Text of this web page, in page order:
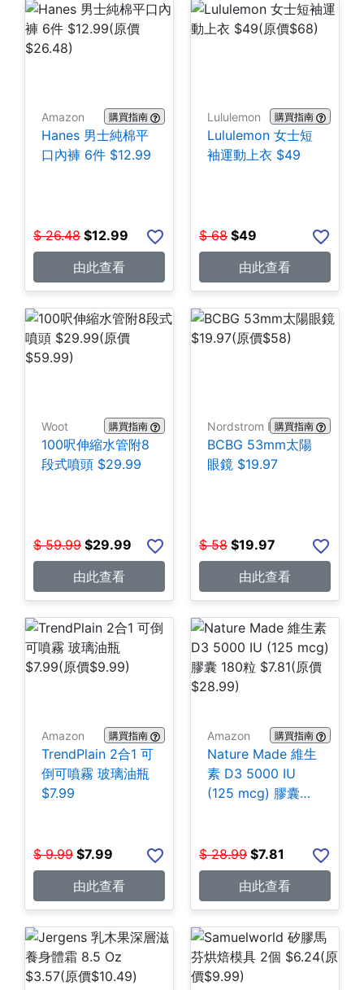
Amazon 購買指南
Hanes 男士純棉平
口內褲 6件 $12.99
$ 26.48 $12.99
由此查看
Lululemon 購買指南
Lululemon 女士短
袖運動上衣 $49
$ 68 $49
由此查看
Woot 購買指南
100呎伸縮水管附8
段式噴頭 $29.99
$ 59.99 $29.99
由此查看
Nordstrom Rack購買指南
BCBG 53mm太陽
眼鏡 $19.97
$ 58 $19.97
由此查看
Amazon 購買指南
TrendPlain 2合1 可
倒可噴霧 玻璃油瓶
$7.99
$ 9.99 $7.99
由此查看
Amazon 購買指南
Nature Made 維生
素 D3 5000 IU
(125 mcg) 膠囊
$ 28.99 $7.81
由此查看